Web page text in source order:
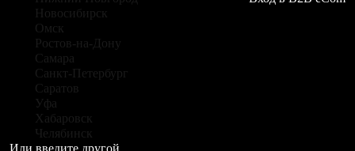
Новосибирск
Омск
Ростов-на-Дону
Самара
Санкт-Петербург
Саратов
Уфа
Хабаровск
Челябинск
Или введите другой